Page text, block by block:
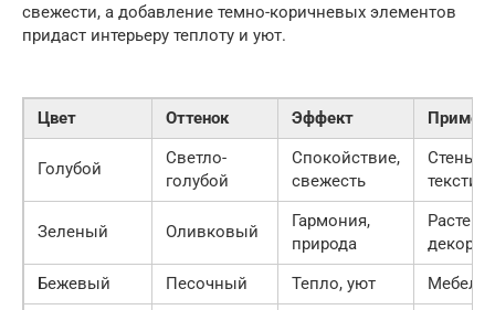
свежести, а добавление темно-коричневых элементов
придаст интерьеру теплоту и уют.
Цвет Оттенок Эффект
Голубой
Светло-
голубой
Спокойствие,
свежесть
Стены,
Зеленый Оливковый
Гармония,
природа
декор
Бежевый
Песочный Тепло, уют Мебель,